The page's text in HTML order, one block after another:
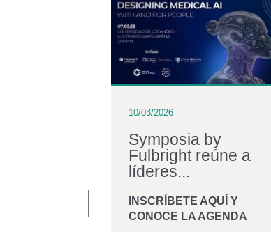
Giraldo
10/03/2026
Symposia by
Fulbright reúne a
líderes...
INSCRÍBETE AQUÍ Y
CONOCE LA AGENDA